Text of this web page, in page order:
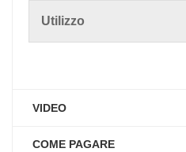
Utilizzo
VIDEO
COME PAGARE